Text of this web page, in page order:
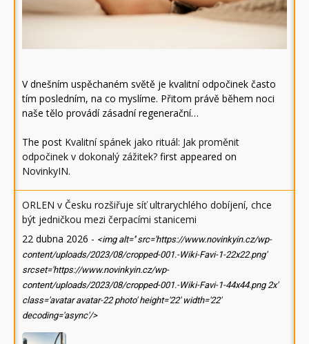
V dnešním uspěchaném světě je kvalitní odpočinek často
tím posledním, na co myslíme. Přitom právě během noci
naše tělo provádí zásadní regenerační…
The post Kvalitní spánek jako rituál: Jak proměnit
odpočinek v dokonalý zážitek? first appeared on
NovinkyIN.
ORLEN v Česku rozšiřuje síť ultrarychlého dobíjení, chce
být jedničkou mezi čerpacími stanicemi
22 dubna 2026 - <img alt='' src='https://www.novinkyin.cz/wp-
content/uploads/2023/08/cropped-001.-Wiki-Favi-1-22x22.png'
srcset='https://www.novinkyin.cz/wp-
content/uploads/2023/08/cropped-001.-Wiki-Favi-1-44x44.png 2x'
class='avatar avatar-22 photo' height='22' width='22'
decoding='async'/>